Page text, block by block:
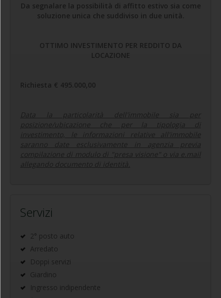
Da segnalare la possibilità di affitto estivo sia come
soluzione unica che suddiviso in due unità.
OTTIMO INVESTIMENTO PER REDDITO DA
LOCAZIONE
Richiesta € 495.000,00
Data la particolarità dell'immobile sia per
posizione/ubicazione che per la tipologia di
investimento, le informazioni relative all'immobile
saranno date esclusivamente in agenzia previa
compilazione di modulo di "presa visione" o via e.mail
allegando documento di identità.
Servizi
2° posto auto
Arredato
Doppi servizi
Giardino
Ingresso indipendente